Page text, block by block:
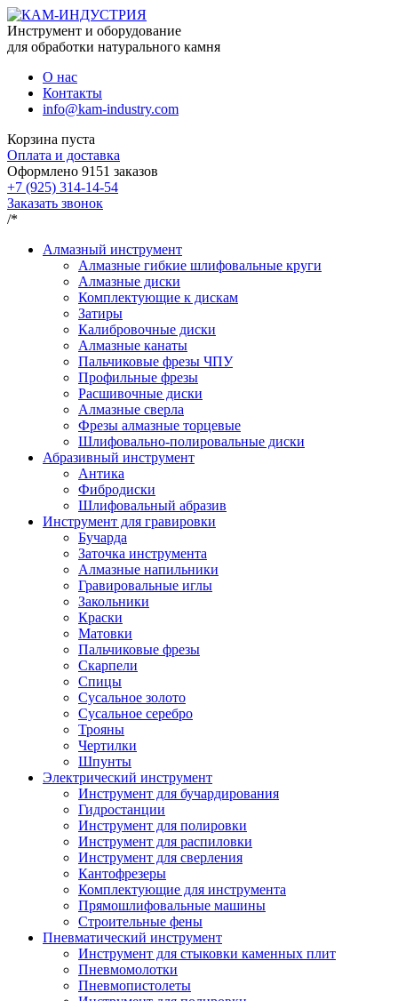
Инструмент и оборудование
для обработки натурального камня
О нас
Контакты
info@kam-industry.com
Корзина пуста
Оплата и доставка
Оформлено 9151 заказов
+7 (925) 314-14-54
Заказать звонок
/*
Алмазный инструмент
Алмазные гибкие шлифовальные круги
Алмазные диски
Комплектующие к дискам
Затиры
Калибровочные диски
Алмазные канаты
Пальчиковые фрезы ЧПУ
Профильные фрезы
Расшивочные диски
Алмазные сверла
Фрезы алмазные торцевые
Шлифовально-полировальные диски
Абразивный инструмент
Антика
Фибродиски
Шлифовальный абразив
Инструмент для гравировки
Бучарда
Заточка инструмента
Алмазные напильники
Гравировальные иглы
Закольники
Краски
Матовки
Пальчиковые фрезы
Скарпели
Спицы
Сусальное золото
Сусальное серебро
Трояны
Чертилки
Шпунты
Электрический инструмент
Инструмент для бучардирования
Гидростанции
Инструмент для полировки
Инструмент для распиловки
Инструмент для сверления
Кантофрезеры
Комплектующие для инструмента
Прямошлифовальные машины
Строительные фены
Пневматический инструмент
Инструмент для стыковки каменных плит
Пневмомолотки
Пневмопистолеты